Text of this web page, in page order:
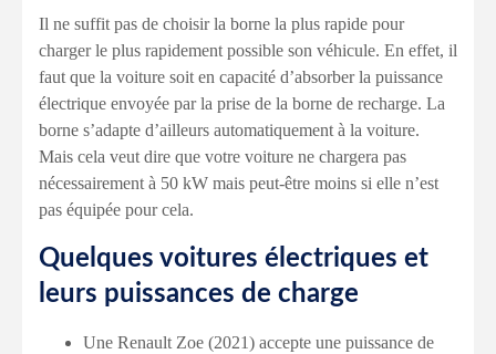
Il ne suffit pas de choisir la borne la plus rapide pour
charger le plus rapidement possible son véhicule. En effet, il
faut que la voiture soit en capacité d’absorber la puissance
électrique envoyée par la prise de la borne de recharge. La
borne s’adapte d’ailleurs automatiquement à la voiture.
Mais cela veut dire que votre voiture ne chargera pas
nécessairement à 50 kW mais peut-être moins si elle n’est
pas équipée pour cela.
Quelques voitures électriques et
leurs puissances de charge
Une Renault Zoe (2021) accepte une puissance de